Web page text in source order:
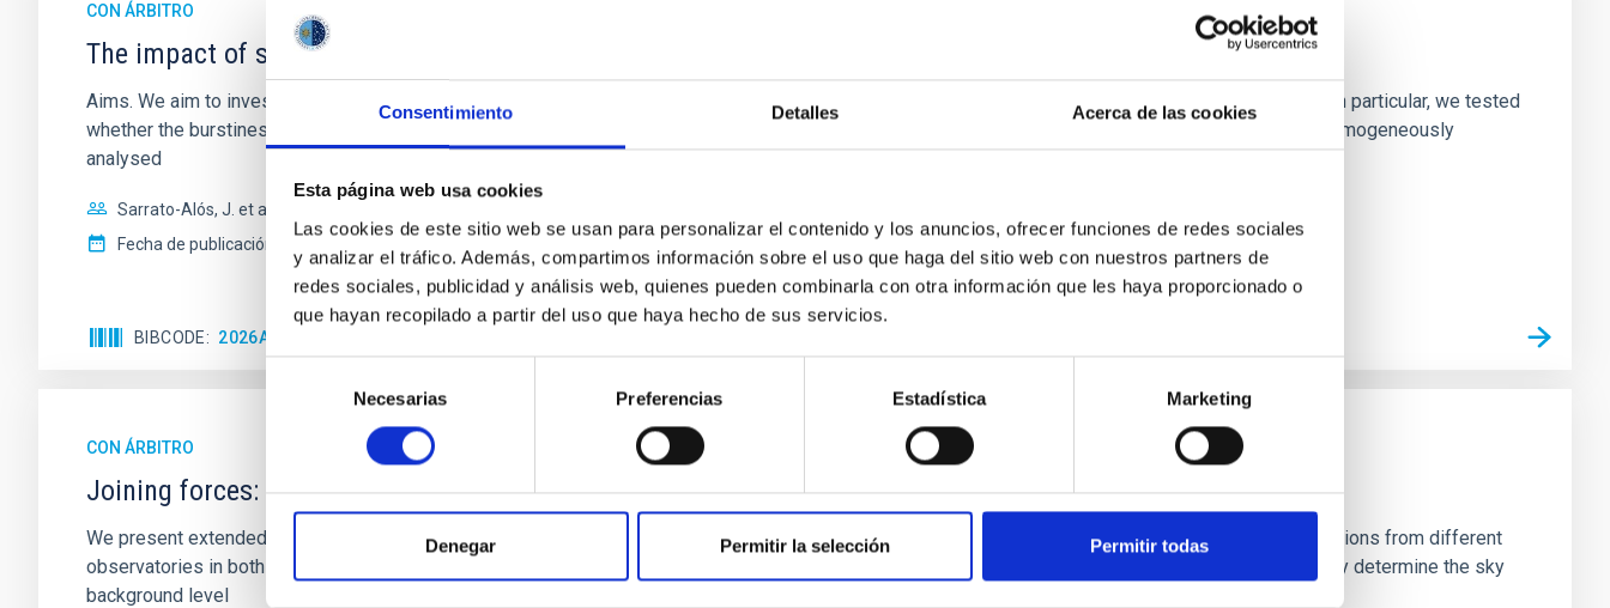
Consentimiento Detalles Acerca de las cookies
Esta página web usa cookies
Las cookies de este sitio web se usan para personalizar el contenido y los anuncios, ofrecer funciones de redes sociales
y analizar el tráfico. Además, compartimos información sobre el uso que haga del sitio web con nuestros partners de
redes sociales, publicidad y análisis web, quienes pueden combinarla con otra información que les haya proporcionado o
que hayan recopilado a partir del uso que haya hecho de sus servicios.
consentimiento
Necesarias Preferencias Estadística Marketing
Denegar Permitir la selección Permitir todas
CON ÁRBITRO
The impact of star formation histories on the inner dark matter density slopes of galaxies
Aims. We aim to investigate the connection between star formation histories (SFHs) and the inner dark matter density profiles of simulated galaxies. In particular, we tested
whether the burstiness and temporal distribution of star formation influence the formation of cored versus cuspy dark matter profiles. Methods. We homogeneously
analysed
Sarrato-Alós, J. et al.
Fecha de publicación:
BIBCODE 2026A&A...710A..95S
CON ÁRBITRO
Joining forces: 30 years of optical monitoring of the Einstein Cross
We present extended optical monitoring of the quadruply-imaged gravitationally lensed quasar QSO 2237+0305, the Einstein Cross, including observations from different
observatories in both hemispheres and using a new photometric technique. This technique uses a region far enough from the lens system to accurately determine the sky
background level